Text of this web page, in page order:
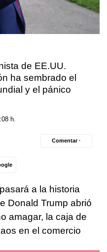
de EE.UU.
ha sembrado el
y el pánico
h.
Comentar ·
a la historia
Donald Trump abrió
amagar, la caja de
en el comercio